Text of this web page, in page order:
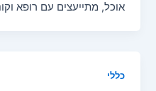
אוכל, מתייעצים עם רופא
כללי